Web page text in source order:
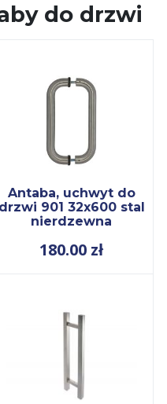
do drzwi
Antaba, uchwyt do
drzwi 901 32x600 stal
nierdzewna
180.00 zł